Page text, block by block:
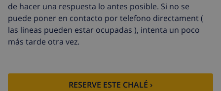
de hacer una respuesta lo antes posible. Si no se
puede poner en contacto por telefono directament (
las lineas pueden estar ocupadas ), intenta un poco
más tarde otra vez.
RESERVE ESTE CHALÉ ›